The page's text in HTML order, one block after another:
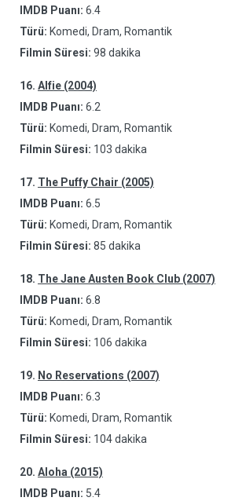
IMDB Puanı: 6.4
Türü: Komedi, Dram, Romantik
Filmin Süresi: 98 dakika
16. Alfie (2004)
IMDB Puanı: 6.2
Türü: Komedi, Dram, Romantik
Filmin Süresi: 103 dakika
17. The Puffy Chair (2005)
IMDB Puanı: 6.5
Türü: Komedi, Dram, Romantik
Filmin Süresi: 85 dakika
18. The Jane Austen Book Club (2007)
IMDB Puanı: 6.8
Türü: Komedi, Dram, Romantik
Filmin Süresi: 106 dakika
19. No Reservations (2007)
IMDB Puanı: 6.3
Türü: Komedi, Dram, Romantik
Filmin Süresi: 104 dakika
20. Aloha (2015)
IMDB Puanı: 5.4